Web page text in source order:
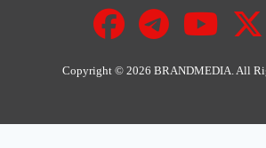
Copyright ©2026 BRANDMEDIA. All